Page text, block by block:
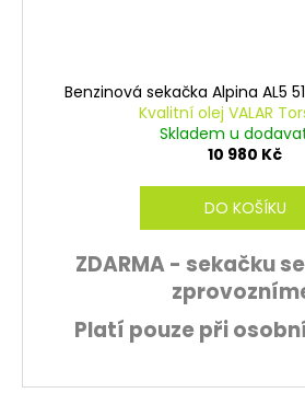
Benzinová sekačka Alpina AL5
Kvalitní olej VALAR
Skladem u
10 980 Kč
DO KOŠÍKU
ZDARMA - sekačku
Platí pouze při